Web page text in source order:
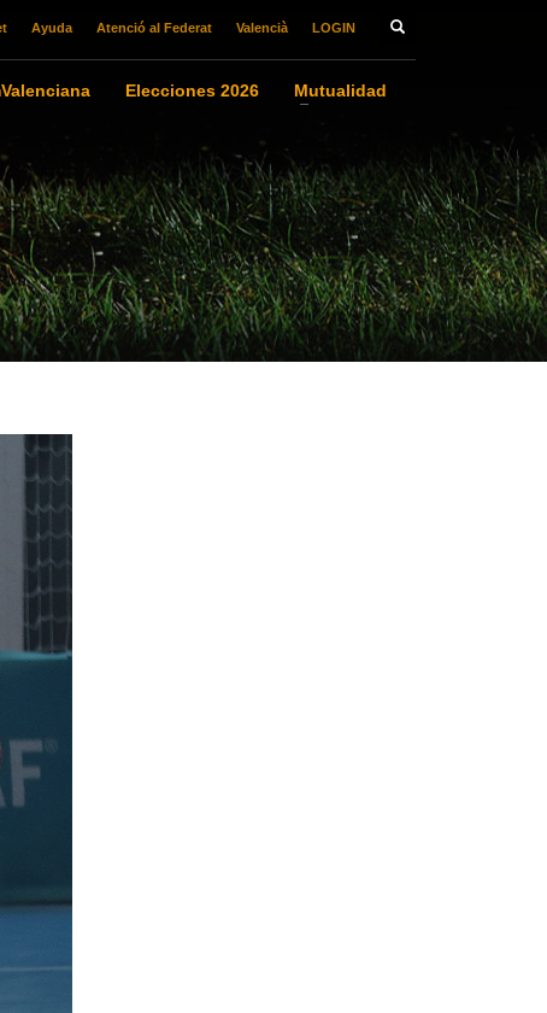
Ayuda Atenció al Federat Valencià LOGIN
Elecciones 2026
Mutualidad